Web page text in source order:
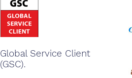
Global Service Client
(GSC).